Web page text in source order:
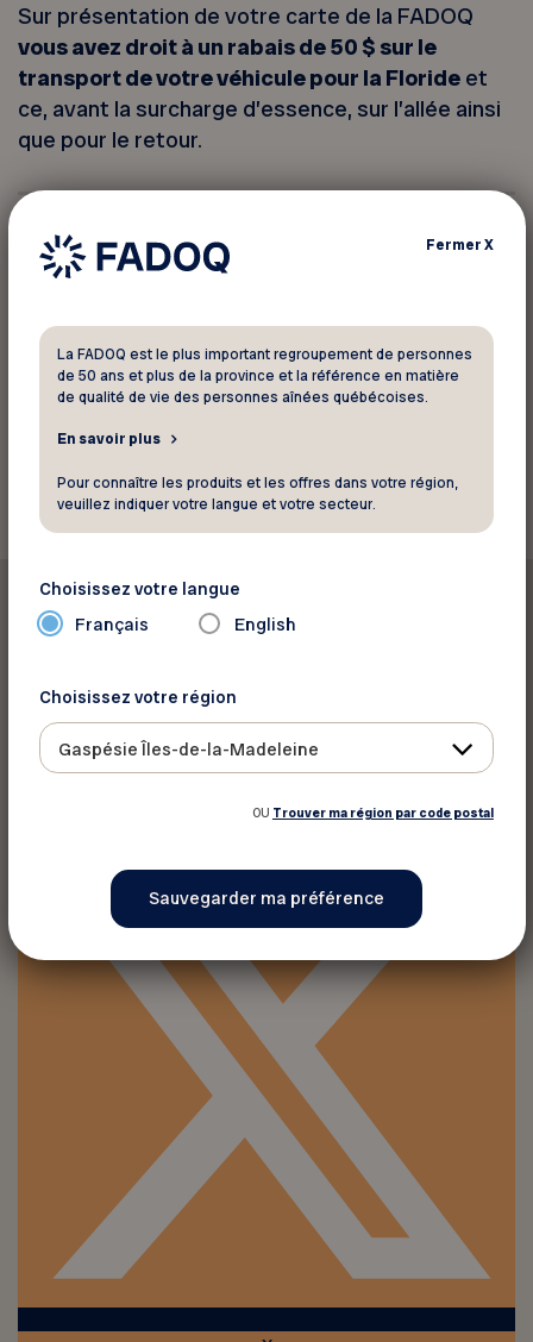
Sur présentation de votre carte de la FADOQ
vous avez droit à un rabais de 50 $ sur le
transport de votre véhicule pour la Floride et
ce, avant la surcharge d’essence, sur l’allée ainsi
que pour le retour.
Pour informations
Sans frais :1 800 360-4336
Site Web
Imprimer ce rabais
Partager sur :
FermerX
La FADOQ est le plus important regroupement de personnes
de 50 ans et plus de la province et la référence en matière
de qualité de vie des personnes aînées québécoises.
En savoir plus
Pour connaître les produits et les offres dans votre région,
veuillez indiquer votre langue et votre secteur.
Choisissez votre langue
Français English
Choisissez votre région
Gaspésie Îles-de-la-Madeleine
OU Trouver ma région par code postal